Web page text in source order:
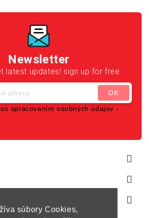
súbory Cookies,
Newsletter
latest updates! sign up for free.
spracovaním osobných údajov -


